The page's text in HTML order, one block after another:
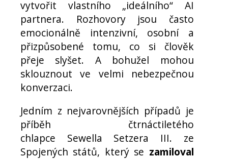
vytvořit vlastního „ideálního“ AI
partnera. Rozhovory jsou často
emocionálně intenzivní, osobní a
přizpůsobené tomu, co si člověk
přeje slyšet. A bohužel mohou
sklouznout ve velmi nebezpečnou
konverzaci.
Jedním z nejvarovnějších případů je
příběh čtrnáctiletého
chlapce Sewella Setzera III. ze
Spojených států, který se zamiloval